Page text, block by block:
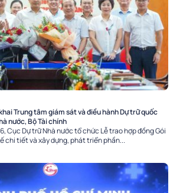
Trung tâm giám sát và điều hành Dự trữ quốc
nước, Bộ Tài chính
Cục Dự trữ Nhà nước tổ chức Lễ trao hợp đồng Gói
chi tiết và xây dựng, phát triển phần...